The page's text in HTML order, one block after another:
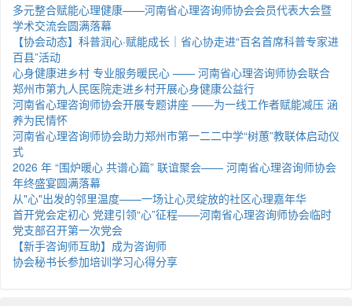
多元整合赋能心理健康——河南省心理咨询师协会会员代表大会暨
学术交流会圆满落幕
【协会动态】科普润心·赋能成长｜省心协走进“百名首席科普专家进
百县”活动
心身健康进乡村 专业服务暖民心 —— 河南省心理咨询师协会联合
郑州市第九人民医院走进乡村开展心身健康公益行
河南省心理咨询师协会开展专题讲座 ——为一线工作者赋能减压 涵
养为民情怀
河南省心理咨询师协会助力郑州市第一二二中学“树蕙”教联体启动仪
式
2026 年 “围炉暖心 共谱心篇” 联谊聚会—— 河南省心理咨询师协会
年终盛宴圆满落幕
从"心"出发的邻里温度——一场让心灵绽放的社区心理嘉年华
首开党会定初心 党建引领“心”征程——河南省心理咨询师协会临时
党支部召开第一次党会
【新手咨询师互助】成为咨询师
协会秘书长参加培训学习心得分享